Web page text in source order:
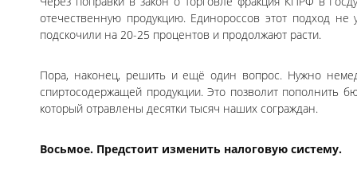
отечественную продукцию. Единороссов этот подход
подскочили на 20-25 процентов и продолжают расти.
Пора, наконец, решить и ещё один вопрос. Нужно
спиртосодержащей продукции. Это позволит пополнить
который отравлены десятки тысяч наших сограждан.
Восьмое. Предстоит изменить налоговую систему.